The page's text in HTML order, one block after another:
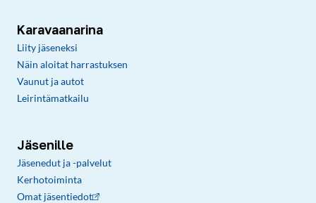
Karavaanarina
Liity jäseneksi
Näin aloitat harrastuksen
Vaunut ja autot
Leirintämatkailu
Jäsenille
Jäsenedut ja -palvelut
Kerhotoiminta
Omat jäsentiedot